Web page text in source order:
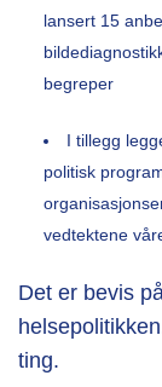
lansert 15
begreper
I tillegg
politisk
vedtektene
Det er bevis
ting.